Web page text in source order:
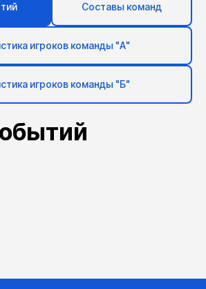
Составы команд
игроков команды "А"
игроков команды "Б"